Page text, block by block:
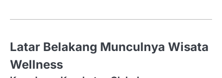
Latar Belakang Munculnya Wisata
Wellness